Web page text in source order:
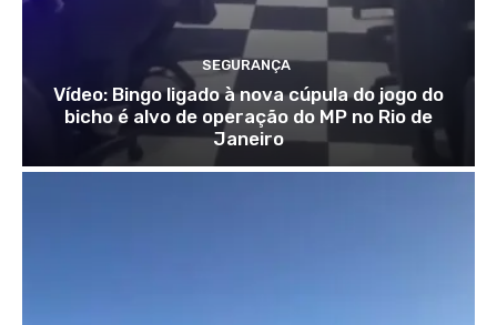
SEGURANÇA
Vídeo: Bingo ligado à nova cúpula do jogo do
bicho é alvo de operação do MP no Rio de
Janeiro